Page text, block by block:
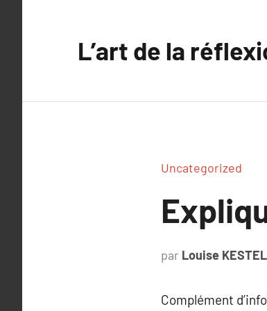
L’art de la
Uncategorized
par Louise KESTEL
Complément